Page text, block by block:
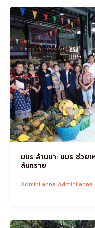
มมร ล้านนา: มมร ช่วย
สันทราย
AdminLanna AdminLanna